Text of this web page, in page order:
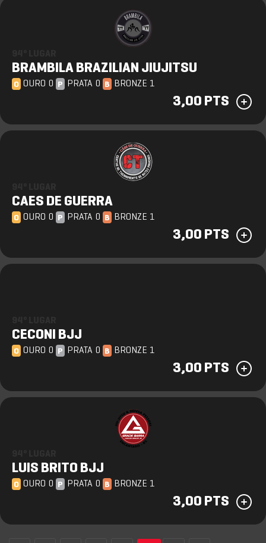
BRAMBILA BRAZILIAN JIUJITSU
O OURO 0 P PRATA 0 B BRONZE 1
3,00 PTS
CAES DE GUERRA
O OURO 0 P PRATA 0 B BRONZE 1
3,00 PTS
CECONI BJJ
O OURO 0 P PRATA 0 B BRONZE 1
3,00 PTS
LUIS BRITO BJJ
O OURO 0 P PRATA 0 B BRONZE 1
3,00 PTS